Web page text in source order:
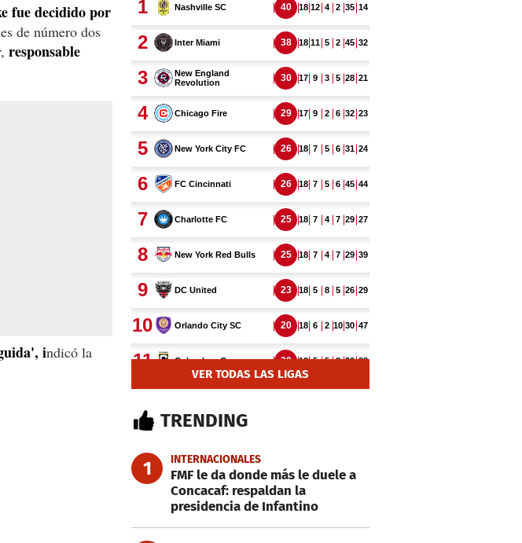
fue decidido por
de número dos
responsable
indicó la
VER TODAS LAS LIGAS
TRENDING
1 INTERNACIONALES
FMF le da donde más le duele a
Concacaf: respaldan la
presidencia de Infantino